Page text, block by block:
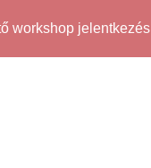
workshop jelentkezés